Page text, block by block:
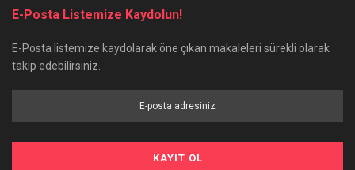
E-Posta Listemize Kaydolun!
E-Posta listemize kaydolarak öne çıkan makaleleri sürekli olarak
takip edebilirsiniz.